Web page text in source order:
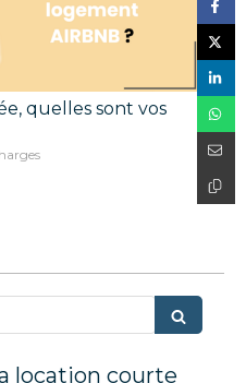
quelles sont vos
location courte